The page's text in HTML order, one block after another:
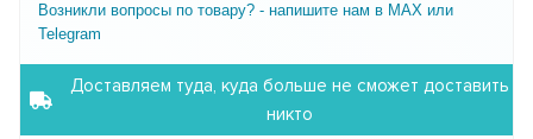
Возникли вопросы по товару? - напишите нам в MAX или
Telegram
Доставляем туда, куда больше не сможет доставить
никто